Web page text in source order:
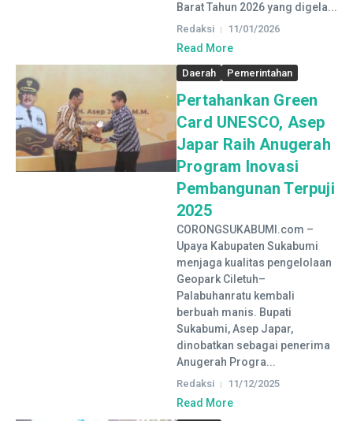
Barat Tahun 2026 yang digela...
Redaksi 11/01/2026
Read More
Daerah Pemerintahan
Pertahankan Green
Card UNESCO, Asep
Japar Raih Anugerah
Program Inovasi
Pembangunan Terpuji
2025
CORONGSUKABUMI.com –
Upaya Kabupaten Sukabumi
menjaga kualitas pengelolaan
Geopark Ciletuh–
Palabuhanratu kembali
berbuah manis. Bupati
Sukabumi, Asep Japar,
dinobatkan sebagai penerima
Anugerah Progra...
Redaksi 11/12/2025
Read More